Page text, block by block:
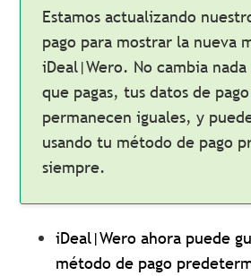
Estamos actualizando
pago para mostrar la nueva
iDeal|Wero. No cambia
que pagas, tus datos de
permanecen iguales, y
usando tu método de pago
siempre.
iDeal|Wero ahora puede
método de pago